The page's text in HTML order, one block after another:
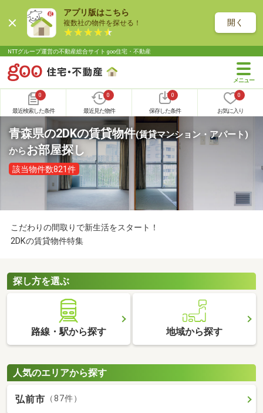
アプリ版はこちら
複数社の物件を探せる！ 開く
NTTグループ運営の不動産総合サイト goo住宅・不動産
0
最近検索した条件
0
最近見た物件
0
保存した条件
0
お気に入り
青森県の2DKの賃貸物件(賃貸マンション・アパート)
からお部屋探し
該当物件数821件
こだわりの間取りで新生活をスタート！
2DKの賃貸物件特集
探し方を選ぶ
路線・駅から探す 地域から探す
人気のエリアから探す
弘前市 （87件）